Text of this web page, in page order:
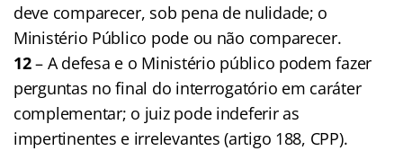
deve comparecer, sob pena de nulidade; o
Ministério Público pode ou não comparecer.
12– A defesa e o Ministério público podem fazer
perguntas no final do interrogatório em caráter
complementar; o juiz pode indeferir as
impertinentes e irrelevantes (artigo 188, CPP).